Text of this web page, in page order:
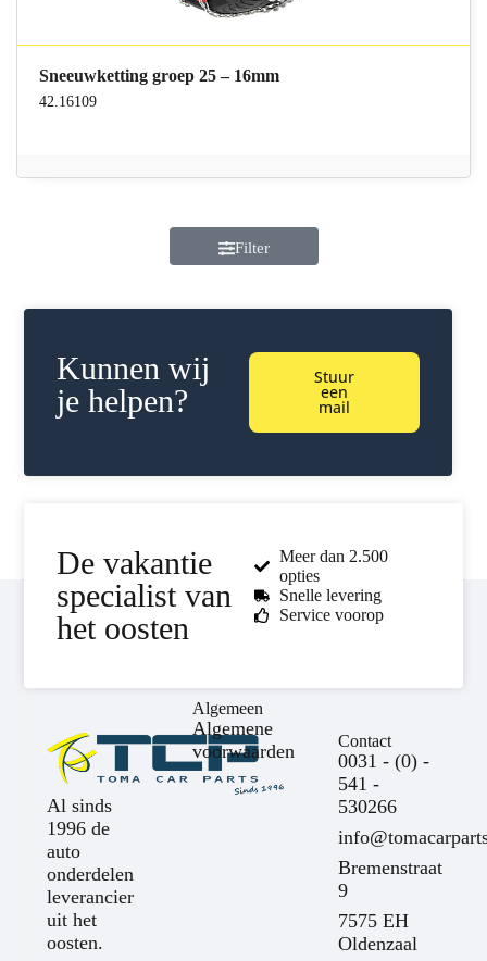
Sneeuwketting groep 25 – 16mm
42.16109
Filter
Kunnen wij
je helpen?
Stuur
een
mail
De vakantie
specialist van
het oosten
Meer dan 2.500
opties
Snelle levering
Service voorop
Al sinds
1996 de
auto
onderdelen
leverancier
uit het
oosten.
Algemeen
Algemene
voorwaarden
Contact
0031 - (0) -
541 -
530266
Bremenstraat
9
7575 EH
Oldenzaal